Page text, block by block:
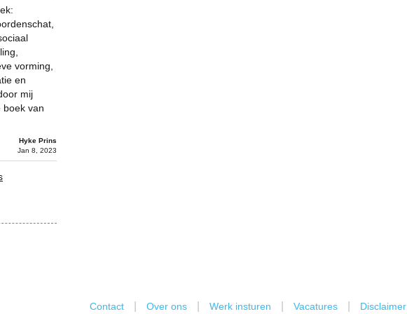
vorming,
en
mij
boek van
Hyke Prins
Jan 8, 2023
Contact Over ons Werk insturen Vacatures Disclaimer